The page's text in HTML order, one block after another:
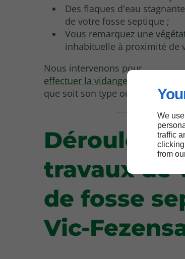
We
traffic
from
Des flaques d'eau
de votre fosse septique ;
Vous remarquez une
inhabituelle à proximité de
Nous intervenons pour
effectuer la vidange de votre
que soit son type ou sa taille.
travaux de
de fosse
Vic-